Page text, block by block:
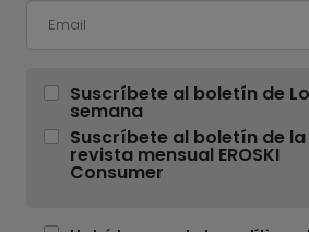
Suscríbete al boletín de
semana
Suscríbete al boletín de la
revista mensual EROSKI
Consumer